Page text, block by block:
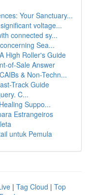
Your Sanctuary...
voltage...
connected sy...
Sea...
High Roller's Guide
of-Sale Answer
& Non-Techn...
Track Guide
C...
Suppo...
Estrangeiros
untuk Pemula
| Tag Cloud | Top